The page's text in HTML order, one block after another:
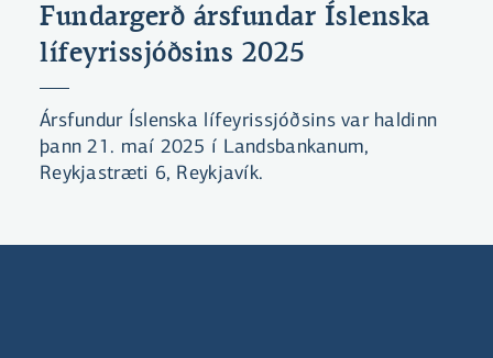
Fundargerð ársfundar Íslenska
lífeyrissjóðsins 2025
Ársfundur Íslenska lífeyrissjóðsins var haldinn
þann 21. maí 2025 í Landsbankanum,
Reykjastræti 6, Reykjavík.